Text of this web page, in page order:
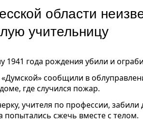
области
учительницу
года рождения убили и
сообщили в
где случился пожар.
учителя по профессии, забили
попытались сжечь вместе с телом.